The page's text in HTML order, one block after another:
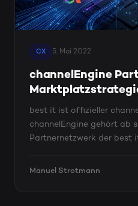
CX 5. Mai 2022
channelEngine
best it ist offizieller
channelEngine gehört ab
Partnernetzwerk der best
Manuel Strotmann